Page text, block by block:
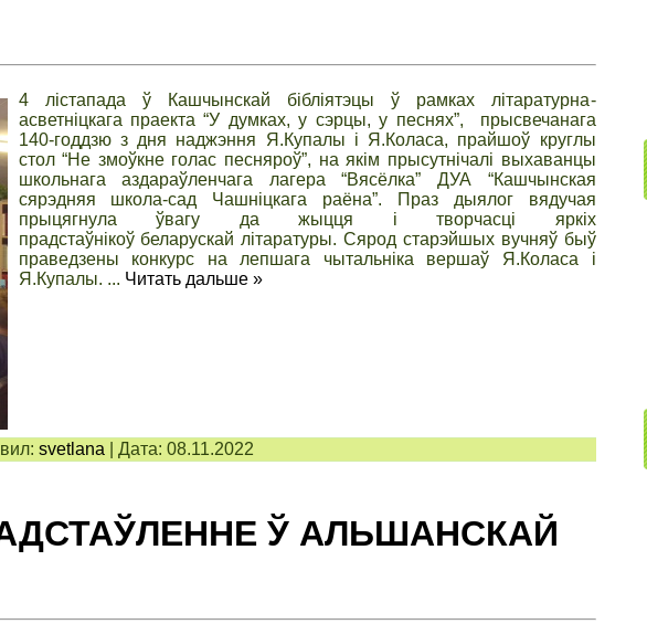
4 лістапада ў Кашчынскай бібліятэцы ў рамках літаратурна-
асветніцкага праекта “У думках, у сэрцы, у песнях”, прысвечанага
140-годдзю з дня наджэння Я.Купалы і Я.Коласа, прайшоў круглы
стол “Не змоўкне голас песняроў”, на якім прысутнічалі выхаванцы
школьнага аздараўленчага лагера “Вясёлка” ДУА “Кашчынская
сярэдняя школа-сад Чашніцкага раёна”. Праз дыялог вядучая
прыцягнула ўвагу да жыцця і творчасці яркіх
прадстаўнікоў беларускай літаратуры. Сярод старэйшых вучняў быў
праведзены конкурс на лепшага чытальніка вершаў Я.Коласа і
Я.Купалы. ... Читать дальше »
svetlana Дата: 08.11.2022
Ў АЛЬШАНСКАЙ